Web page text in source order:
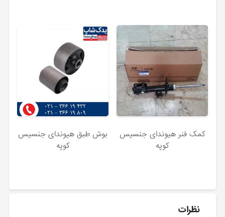
کمک فنر هیوندای جنسیس
کوپه
بوش طبق هیوندای جنسیس
کوپه
نظرات